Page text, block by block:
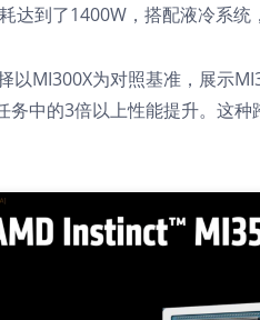
达到了1400W，搭配液冷系
以MI300X为对照基准，展示
务中的3倍以上性能提升。这